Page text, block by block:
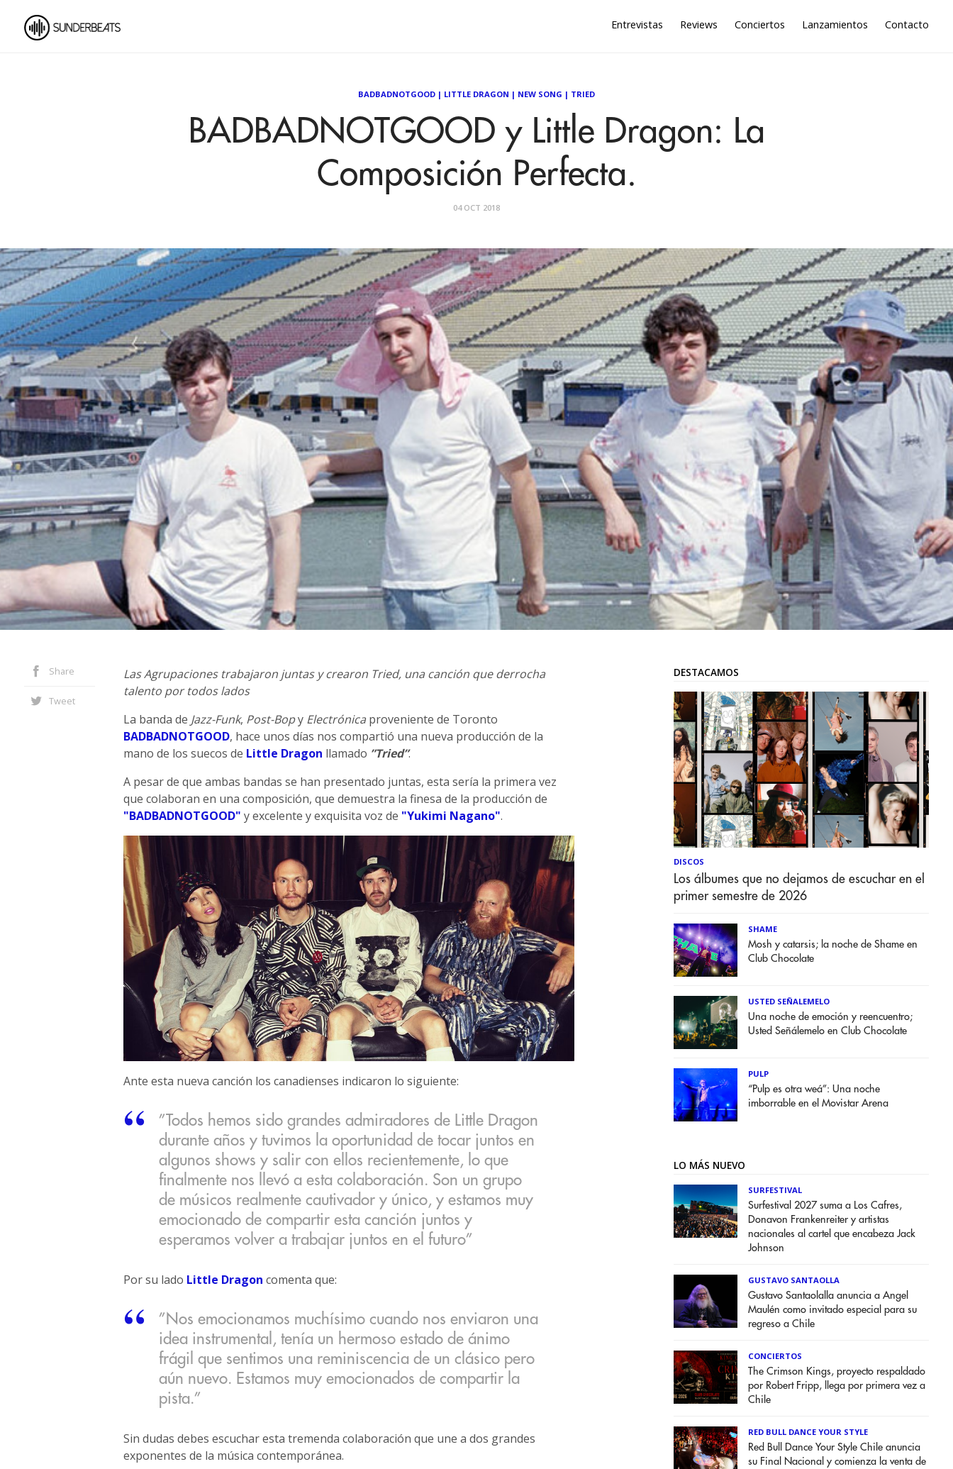
Entrevistas Reviews Conciertos Lanzamientos Contacto
BADBADNOTGOOD | LITTLE DRAGON | NEW SONG | TRIED
BADBADNOTGOOD y Little Dragon: La
Composición Perfecta.
04 OCT 2018
Share
Tweet
Las Agrupaciones trabajaron juntas y crearon Tried, una canción que derrocha
talento por todos lados
La banda de Jazz-Funk, Post-Bopy Electrónicaproveniente de Toronto
BADBADNOTGOOD, hace unos días nos compartió una nueva producción de la
mano de los suecos de Little Dragon llamado ”Tried”.
A pesar de que ambas bandas se han presentado juntas, esta sería la primera vez
que colaboran en una composición, que demuestra la finesa de la producción de
"BADBADNOTGOOD" y excelente y exquisita voz de "Yukimi Nagano".
Ante esta nueva canción los canadienses indicaron lo siguiente:
”Todos hemos sido grandes admiradores de Little Dragon
durante años y tuvimos la oportunidad de tocar juntos en
algunos shows y salir con ellos recientemente, lo que
finalmente nos llevó a esta colaboración. Son un grupo
de músicos realmente cautivador y único, y estamos muy
emocionado de compartir esta canción juntos y
esperamos volver a trabajar juntos en el futuro”
Por su lado Little Dragon comenta que:
”Nos emocionamos muchísimo cuando nos enviaron una
idea instrumental, tenía un hermoso estado de ánimo
frágil que sentimos una reminiscencia de un clásico pero
aún nuevo. Estamos muy emocionados de compartir la
pista.”
Sin dudas debes escuchar esta tremenda colaboración que une a dos grandes
exponentes de la música contemporánea.
DESTACAMOS
DISCOS
Los álbumes que no dejamos de escuchar en el
primer semestre de 2026
SHAME
Mosh y catarsis; la noche de Shame en
Club Chocolate
USTED SEÑALEMELO
Una noche de emoción y reencuentro;
Usted Señálemelo en Club Chocolate
PULP
“Pulp es otra weá”: Una noche
imborrable en el Movistar Arena
LO MÁS NUEVO
SURFESTIVAL
Surfestival 2027 suma a Los Cafres,
Donavon Frankenreiter y artistas
nacionales al cartel que encabeza Jack
Johnson
GUSTAVO SANTAOLLA
Gustavo Santaolalla anuncia a Angel
Maulén como invitado especial para su
regreso a Chile
CONCIERTOS
The Crimson Kings, proyecto respaldado
por Robert Fripp, llega por primera vez a
Chile
RED BULL DANCE YOUR STYLE
Red Bull Dance Your Style Chile anuncia
su Final Nacional y comienza la venta de